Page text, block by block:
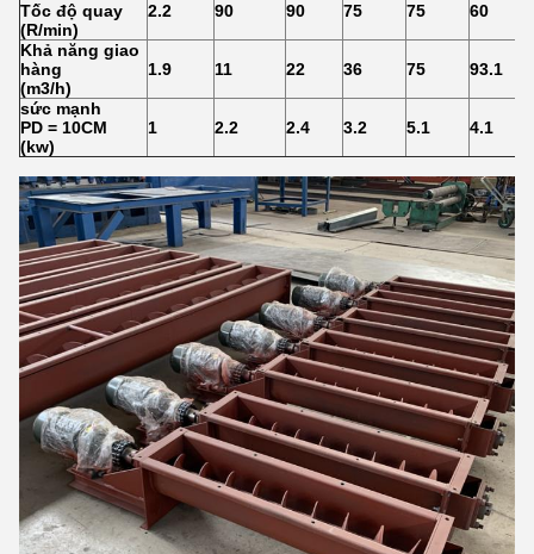
Tốc độ quay
(R/min)
2.2 90 90 75 75 60
Khả năng giao
hàng
(m3/h)
1.9 11 22 36 75 93.1
sức mạnh
PD = 10CM
(kw)
1 2.2 2.4 3.2 5.1 4.1